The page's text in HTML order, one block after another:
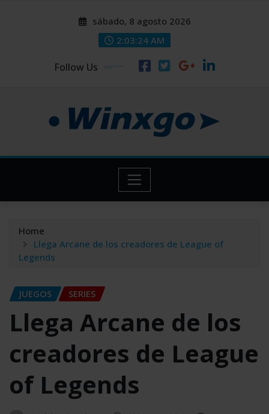
sábado, 8 agosto 2026
2:03:24 AM
Follow Us
Home
Llega Arcane de los creadores de League of
Legends
JUEGOS SERIES
Llega Arcane de los
creadores de League
of Legends